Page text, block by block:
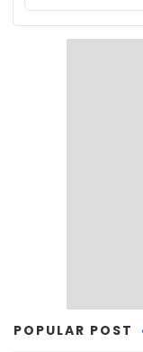
POPULAR POST